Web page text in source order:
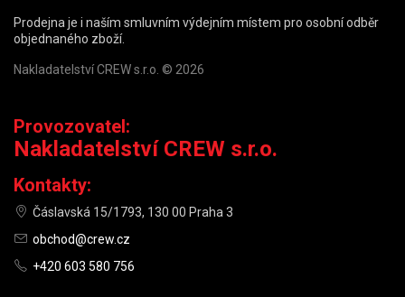
Prodejna je i naším smluvním výdejním místem pro osobní odběr
objednaného zboží.
Nakladatelství CREW s.r.o. © 2026
Provozovatel:
Nakladatelství CREW s.r.o.
Kontakty:
Čáslavská 15/1793, 130 00 Praha 3
obchod@crew.cz
+420 603 580 756